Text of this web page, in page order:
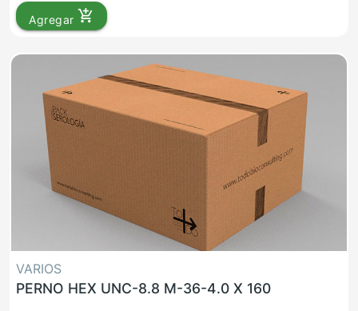
Agregar add_shopping_cart
VARIOS
PERNO HEX UNC-8.8 M-36-4.0 X 160